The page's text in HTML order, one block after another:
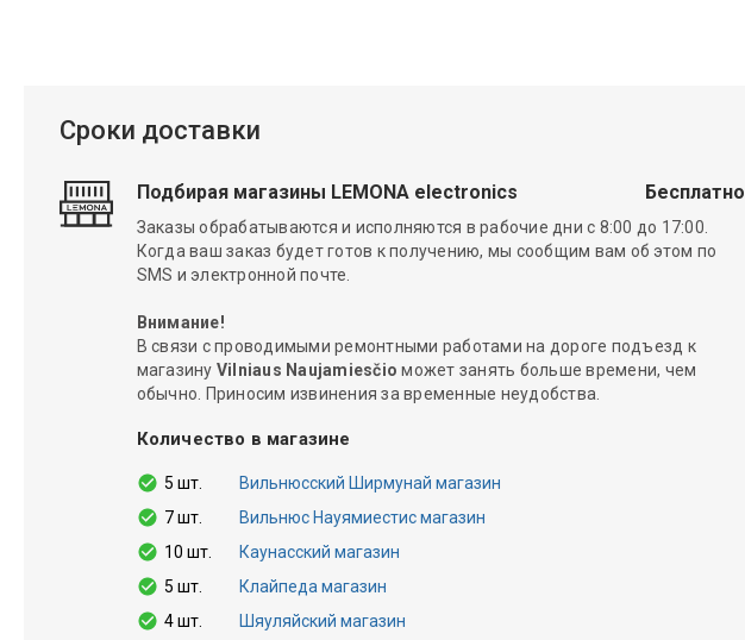
Сроки доставки
Подбирая магазины LEMONA electronics Бесплатно
Заказы обрабатываются и исполняются в рабочие дни с 8:00 до 17:00.
Когда ваш заказ будет готов к получению, мы сообщим вам об этом по
SMS и электронной почте.
Внимание!
В связи с проводимыми ремонтными работами на дороге подъезд к
магазину Vilniaus Naujamiesčio может занять больше времени, чем
обычно. Приносим извинения за временные неудобства.
Количество в магазине
5 шт.
Вильнюсский Ширмунай магазин
7 шт.
Вильнюс Науямиестис магазин
10 шт.
Каунасский магазин
5 шт.
Клайпеда магазин
4 шт.
Шяуляйский магазин